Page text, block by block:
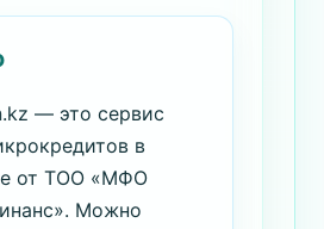
— это сервис
в
от ТОО «МФО
Можно